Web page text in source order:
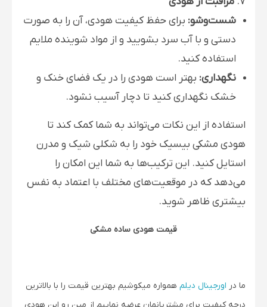
شست‌وشو: برای حفظ کیفیت هودی، آن را به صورت
دستی و با آب سرد بشویید و از مواد شوینده ملایم
استفاده کنید.
نگهداری: بهتر است هودی را در یک فضای خنک و
خشک نگهداری کنید تا دچار آسیب نشود.
استفاده از این نکات می‌تواند به شما کمک کند تا
هودی مشکی بیسیک خود را به شکلی شیک و مدرن
استایل کنید. این ترکیب‌ها به شما این امکان را
می‌دهد که در موقعیت‌های مختلف با اعتماد به نفس
بیشتری ظاهر شوید.
قیمت هودی ساده مشکی
ما در اورجینال دیلم همواره میکوشیم بهترین قیمت را با بالاترین